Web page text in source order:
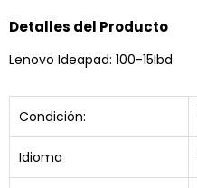
Detalles del Producto
Lenovo Ideapad: 100-15Ibd
Condición:
Idioma